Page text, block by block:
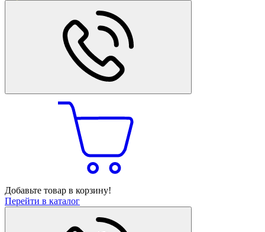
Добавьте товар в корзину!
Перейти в каталог